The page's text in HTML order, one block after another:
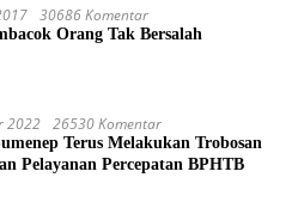
30686 Komentar
Orang Tak Bersalah
2022 26530 Komentar
Terus Melakukan Trobosan
Pelayanan Percepatan BPHTB